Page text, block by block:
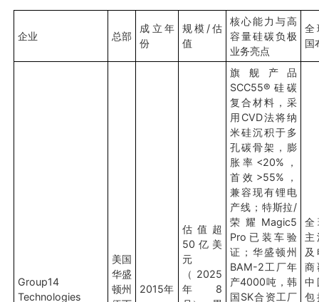
企业 总部
成立年
份
规模/估
值
核心能力与高
容量硅碳负极
业务亮点
全
国
Group14
Technologies
美国
华盛
顿州
2015年
估值超
50亿美
元
（2025
年8
旗舰产品
SCC55®硅碳
复合材料，采
用CVD法将纳
米硅沉积于多
孔碳骨架，膨
胀率<20%，
首效>55%，
兼容现有锂电
产线；特斯拉/
荣耀Magic5
Pro已装车验
证；华盛顿州
BAM-2工厂年
产4000吨，韩
国SK合资工厂
全
商
中
包